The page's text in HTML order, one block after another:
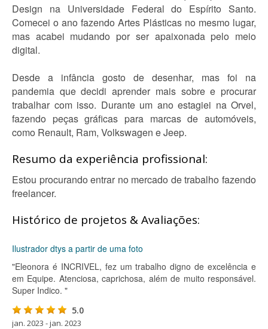
Design na Universidade Federal do Espírito Santo.
Comecei o ano fazendo Artes Plásticas no mesmo lugar,
mas acabei mudando por ser apaixonada pelo meio
digital.
Desde a infância gosto de desenhar, mas foi na
pandemia que decidi aprender mais sobre e procurar
trabalhar com isso. Durante um ano estagiei na Orvel,
fazendo peças gráficas para marcas de automóveis,
como Renault, Ram, Volkswagen e Jeep.
Resumo da experiência profissional:
Estou procurando entrar no mercado de trabalho fazendo
freelancer.
Histórico de projetos & Avaliações:
Ilustrador dtys a partir de uma foto
"Eleonora é INCRIVEL, fez um trabalho digno de excelência e
em Equipe. Atenciosa, caprichosa, além de muito responsável.
Super Indico. "
5.0
jan. 2023 - jan. 2023